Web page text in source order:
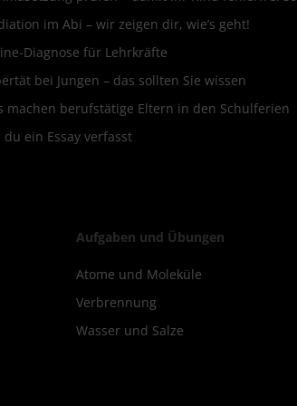
im Abi – wir zeigen dir, wie’s geht!
Diagnose für Lehrkräfte
bei Jungen – das sollten Sie wissen
machen berufstätige Eltern in den Schulferien
du ein Essay verfasst
Aufgaben und Übungen
Atome und Moleküle
Verbrennung
Wasser und Salze